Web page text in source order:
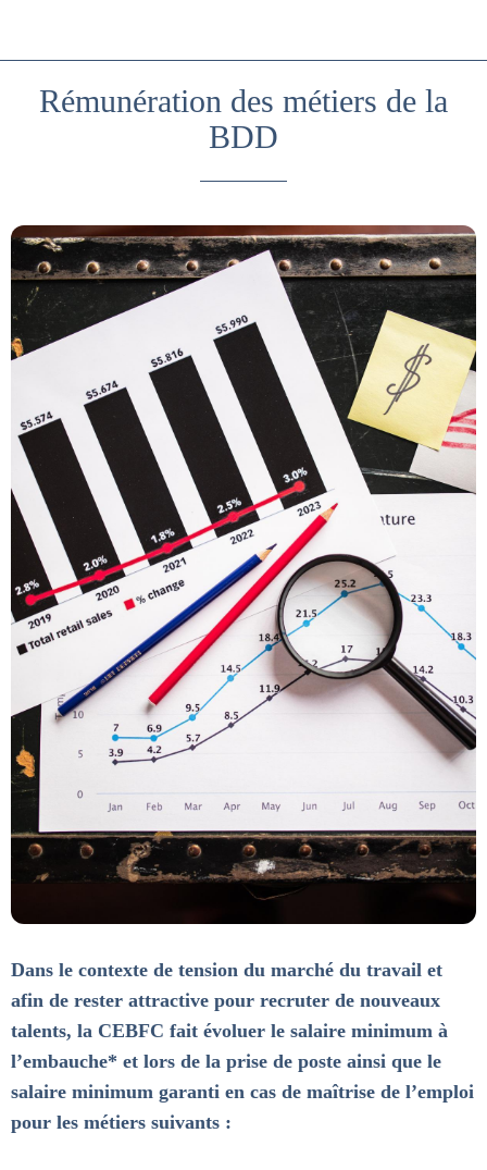
Rémunération des métiers de la
BDD
Dans le contexte de tension du marché du travail et
afin de rester attractive pour recruter de nouveaux
talents, la CEBFC fait évoluer le salaire minimum à
l’embauche* et lors de la prise de poste ainsi que le
salaire minimum garanti en cas de maîtrise de l’emploi
pour les métiers suivants :